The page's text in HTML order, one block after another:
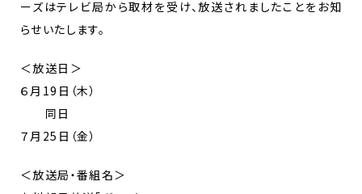
ーズはテレビ局から取材を受け、放送されましたことをお知
らせいたします。
＜放送日＞
６月19日（木）
同日
７月25日（金）
＜放送局・番組名＞